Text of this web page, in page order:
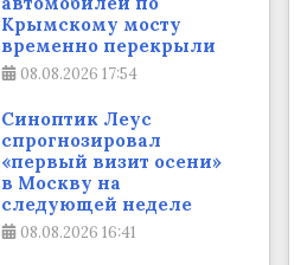
Крымскому мосту
временно перекрыли
08.08.2026 17:54
Синоптик Леус
спрогнозировал
«первый визит осени»
в Москву на
следующей неделе
08.08.2026 16:41